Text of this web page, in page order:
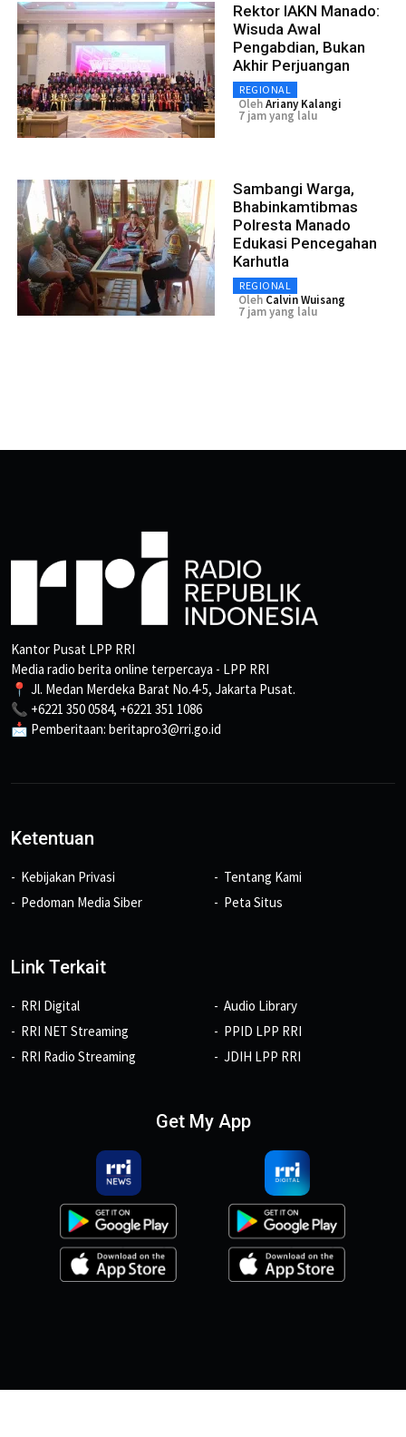
Rektor IAKN Manado:
Wisuda Awal
Pengabdian, Bukan
Akhir Perjuangan
REGIONAL
OlehAriany Kalangi
7 jam yang lalu
Sambangi Warga,
Bhabinkamtibmas
Polresta Manado
Edukasi Pencegahan
Karhutla
REGIONAL
Oleh Calvin Wuisang
7 jam yang lalu
Kantor Pusat LPP RRI
Media radio berita online terpercaya - LPP RRI
📍 Jl. Medan Merdeka Barat No.4-5, Jakarta Pusat.
📞 +6221 350 0584, +6221 351 1086
📩 Pemberitaan: beritapro3@rri.go.id
Ketentuan
Kebijakan Privasi
Pedoman Media Siber
Tentang Kami
Peta Situs
Link Terkait
RRI Digital
RRI NET Streaming
RRI Radio Streaming
Audio Library
PPID LPP RRI
JDIH LPP RRI
Get My App